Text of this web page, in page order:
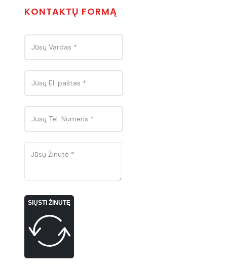
KONTAKTŲ FORMĄ
SIŲSTI ŽINUTĘ